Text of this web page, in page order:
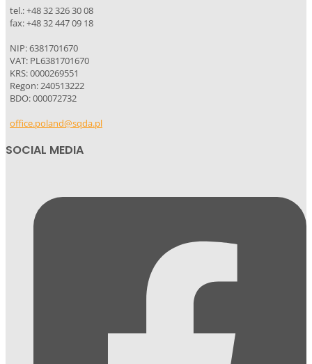
tel.: +48 32 326 30 08
fax: +48 32 447 09 18
NIP: 6381701670
VAT: PL6381701670
KRS: 0000269551
Regon: 240513222
BDO: 000072732
office.poland@sqda.pl
SOCIAL MEDIA